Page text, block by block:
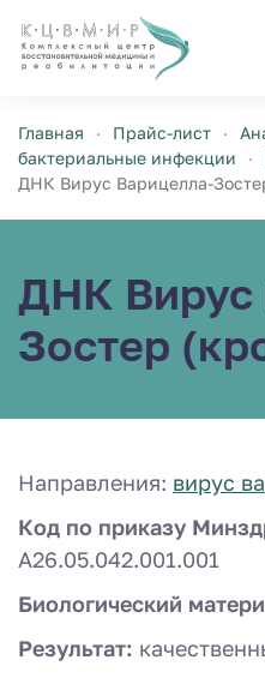
Перейти к
Главная Прайс-лист
бактериальные инфекции
ДНК Вирус Варицелла-
ДНК Вирус
Зостер
Направления: вирус
Код по приказу
A26.05.042.001.001
Биологический
Результат: